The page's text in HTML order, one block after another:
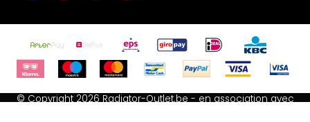
© Copyright 2026 Radiator-Outlet.be - en association avec